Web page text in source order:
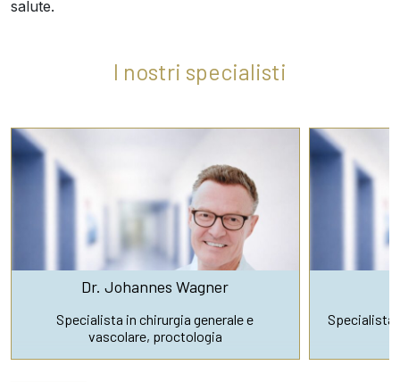
salute.
I nostri specialisti
Dr. Johannes Wagner
Specialista in chirurgia generale e
vascolare, proctologia
Specialista